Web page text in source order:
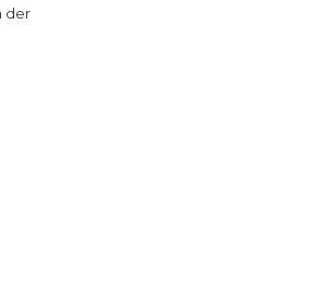
der